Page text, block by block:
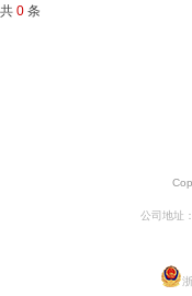
共 0 条
公司地址